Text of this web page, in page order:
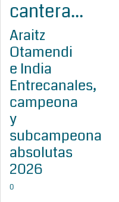
cantera...
Araitz
Otamendi
e India
Entrecanales,
campeona
y
subcampeona
absolutas
2026
0